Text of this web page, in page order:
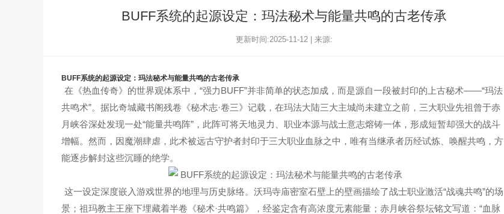
BUFF系统的起源设定：玛法秘术与能量共鸣的古老传承
更新时间:2025-11-12 | 来源:
BUFF系统的起源设定：玛法秘术与能量共鸣的古老传承
在《热血传奇》的世界观体系中，“强力BUFF”并非简单的状态加成，而是源自一段被封印的上古秘术——“玛法
共鸣术”。据比奇城藏书阁残卷《秘术志·卷三》记载，在玛法大陆三大主城尚未建立之前，三大职业先祖曾于赤
月峡谷深处发现一处“能量共鸣阵”，此阵可将天地灵力、职业本源与战士意志熔铸一体，形成短暂却强大的战斗
增幅。然而，因魔潮肆虐，此术被远古守护者封印于三大职业血脉之中，唯有当继承者历经试炼、唤醒共鸣，方
能逐步解封这些沉睡的绝学。
这一设定深度嵌入游戏世界的地理与历史脉络。沃玛寺庙密室石壁上的壁画描绘了战士职业激活“战魂共鸣”的场
景；祖玛教主王座下埋藏着半卷《秘术·共鸣篇》，经鉴定含有高浓度元素能量；赤月峡谷祭坛铭文写道：“血脉